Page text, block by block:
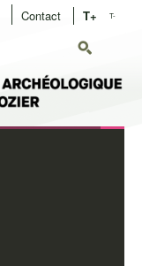
Contact T+ T-